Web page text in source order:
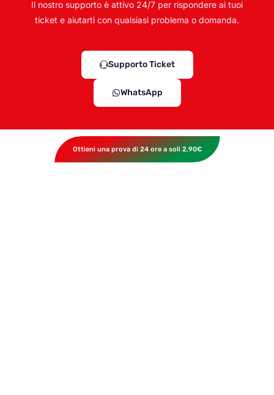
Il nostro supporto è attivo 24/7 per rispondere ai tuoi
ticket e aiutarti con qualsiasi problema o domanda.
Supporto Ticket
WhatsApp
Ottieni una prova di 24 ore a soli 2,90€